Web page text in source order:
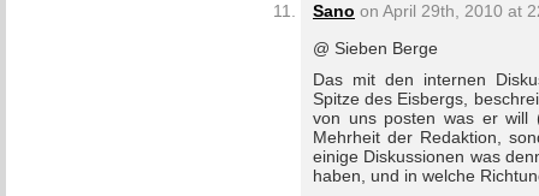
Sano on April 29th, 2010 at
@ Sieben Berge
Das mit den internen
Spitze des Eisbergs,
von uns posten was er will
Mehrheit der Redaktion,
einige Diskussionen was
haben, und in welche